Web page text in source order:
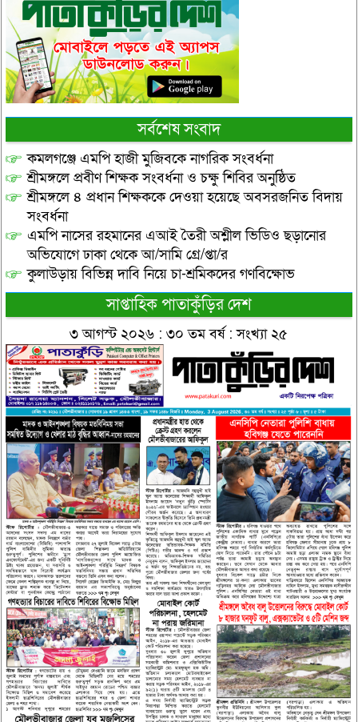
সর্বশেষ সংবাদ
কমলগঞ্জে এমপি হাজী মুজিবকে নাগরিক সংবর্ধনা
শ্রীমঙ্গলে প্রবীণ শিক্ষক সংবর্ধনা ও চক্ষু শিবির অনুষ্ঠিত
শ্রীমঙ্গলে ৪ প্রধান শিক্ষককে দেওয়া হয়েছে অবসরজনিত বিদায়
সংবর্ধনা
এমপি নাসের রহমানের এআই তৈরী অশ্লীল ভিডিও ছড়ানোর
অভিযোগে ঢাকা থেকে আ/সামি গ্রে/প্তা/র
কুলাউড়ায় বিভিন্ন দাবি নিয়ে চা-শ্রমিকদের গণবিক্ষোভ
সাপ্তাহিক পাতাকুঁড়ির দেশ
৩ আগস্ট ২০২৬ : ৩০ তম বর্ষ : সংখ্যা ২৫